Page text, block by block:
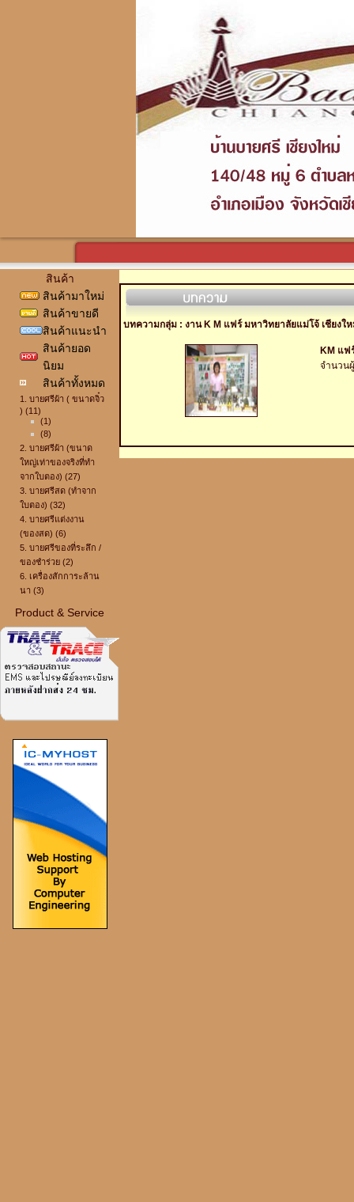
สินค้า
สินค้ามาใหม่
สินค้าขายดี
สินค้าแนะนำ
สินค้ายอด
นิยม
สินค้าทั้งหมด
1. บายศรีผ้า ( ขนาดจิ๋ว
) (11)
(1)
(8)
2. บายศรีผ้า (ขนาด
ใหญ่เท่าของจริงที่ทำ
จากใบตอง) (27)
3. บายศรีสด (ทำจาก
ใบตอง) (32)
4. บายศรีแต่งงาน
(ของสด) (6)
5. บายศรีของที่ระลึก /
ของชำร่วย (2)
6. เครื่องสักการะล้าน
นา (3)
Product & Service
บทความกลุ่ม : งาน K M แฟร์ มหาวิทยาลัยแม่โจ้ เชียงใ
KM แฟ
จำนวน